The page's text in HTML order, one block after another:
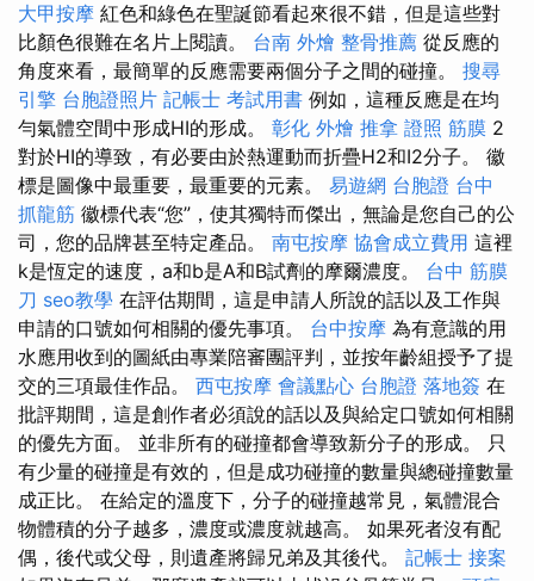
大甲按摩 紅色和綠色在聖誕節看起來很不錯，但是這些對
比顏色很難在名片上閱讀。 台南 外燴 整骨推薦 從反應的
角度來看，最簡單的反應需要兩個分子之間的碰撞。 搜尋
引擎 台胞證照片 記帳士 考試用書 例如，這種反應是在均
勻氣體空間中形成HI的形成。 彰化 外燴 推拿 證照 筋膜 2
對於HI的導致，有必要由於熱運動而折疊H2和I2分子。 徽
標是圖像中最重要，最重要的元素。 易遊網 台胞證 台中
抓龍筋 徽標代表“您”，使其獨特而傑出，無論是您自己的公
司，您的品牌甚至特定產品。 南屯按摩 協會成立費用 這裡
k是恆定的速度，a和b是A和B試劑的摩爾濃度。 台中 筋膜
刀 seo教學 在評估期間，這是申請人所說的話以及工作與
申請的口號如何相關的優先事項。 台中按摩 為有意識的用
水應用收到的圖紙由專業陪審團評判，並按年齡組授予了提
交的三項最佳作品。 西屯按摩 會議點心 台胞證 落地簽 在
批評期間，這是創作者必須說的話以及與給定口號如何相關
的優先方面。 並非所有的碰撞都會導致新分子的形成。 只
有少量的碰撞是有效的，但是成功碰撞的數量與總碰撞數量
成正比。 在給定的溫度下，分子的碰撞越常見，氣體混合
物體積的分子越多，濃度或濃度就越高。 如果死者沒有配
偶，後代或父母，則遺產將歸兄弟及其後代。 記帳士 接案